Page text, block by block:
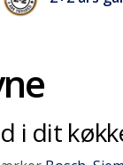
i dit